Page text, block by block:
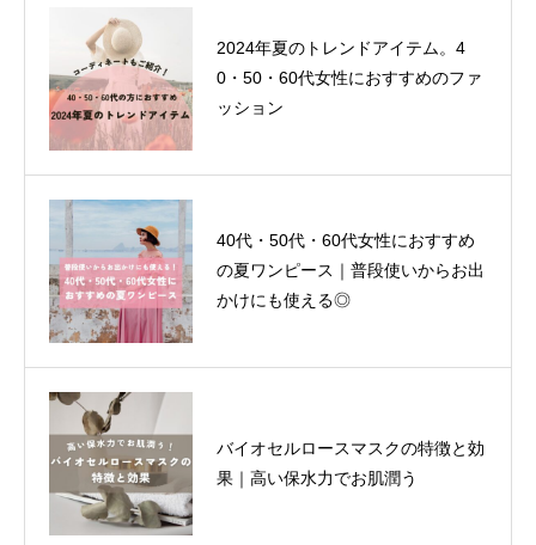
2024年夏のトレンドアイテム。4
0・50・60代女性におすすめのファ
ッション
40代・50代・60代女性におすすめ
の夏ワンピース｜普段使いからお出
かけにも使える◎
バイオセルロースマスクの特徴と効
果｜高い保水力でお肌潤う